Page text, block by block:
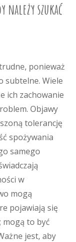
należy szukać
ponieważ
subtelne. Wiele
ich zachowanie
Objawy
tolerancję
spożywania
samego
w
mogą
pojawiają się
mogą to być
jest, aby